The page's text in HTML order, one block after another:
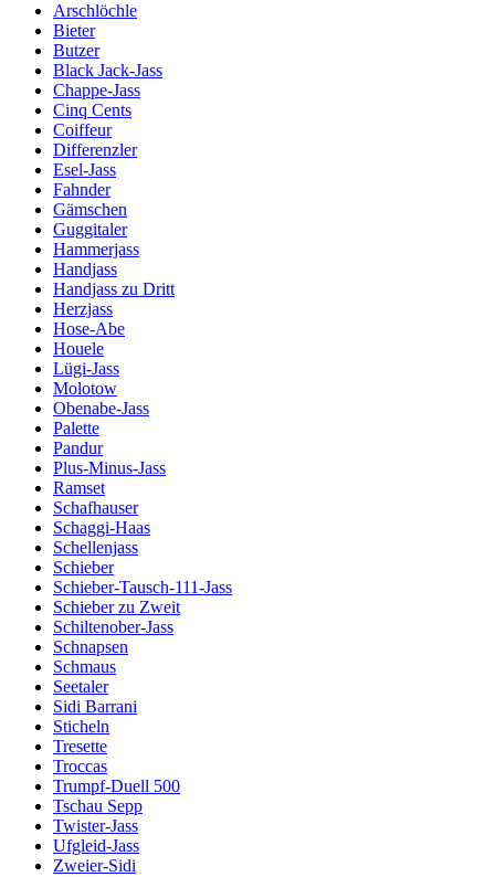
Arschlöchle
Bieter
Butzer
Black Jack-Jass
Chappe-Jass
Cinq Cents
Coiffeur
Differenzler
Esel-Jass
Fahnder
Gämschen
Guggitaler
Hammerjass
Handjass
Handjass zu Dritt
Herzjass
Hose-Abe
Houele
Lügi-Jass
Molotow
Obenabe-Jass
Palette
Pandur
Plus-Minus-Jass
Ramset
Schafhauser
Schaggi-Haas
Schellenjass
Schieber
Schieber-Tausch-111-Jass
Schieber zu Zweit
Schiltenober-Jass
Schnapsen
Schmaus
Seetaler
Sidi Barrani
Sticheln
Tresette
Troccas
Trumpf-Duell 500
Tschau Sepp
Twister-Jass
Ufgleid-Jass
Zweier-Sidi